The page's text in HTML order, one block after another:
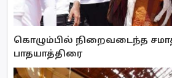
கொழும்பில் நிறைவடைந்த
பாதயாத்திரை